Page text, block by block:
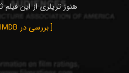
هنوز تریلری از این
[ بررسی در IMDB ]